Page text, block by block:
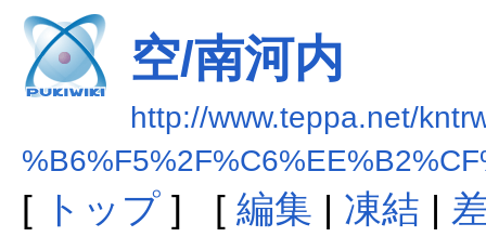
空/南河内
http://www.teppa.net/
[ トップ] [ 編集 | 凍結 |